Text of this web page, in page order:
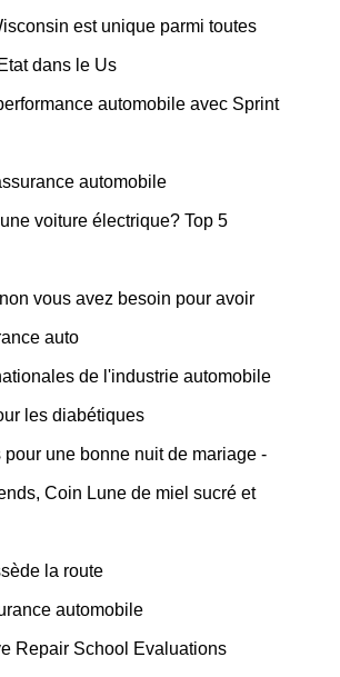
est unique parmi toutes
dans le Us
automobile avec Sprint
automobile
voiture électrique? Top 5
vous avez besoin pour avoir
auto
de l'industrie automobile
les diabétiques
une bonne nuit de mariage -
Coin Lune de miel sucré et
la route
automobile
Repair School Evaluations